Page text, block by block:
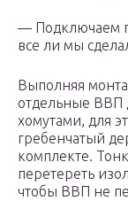
— Подключаем
все ли мы
Выполняя
отдельные ВВП
хомутами, для
гребенчатый
комплекте.
перетереть
чтобы ВВП не